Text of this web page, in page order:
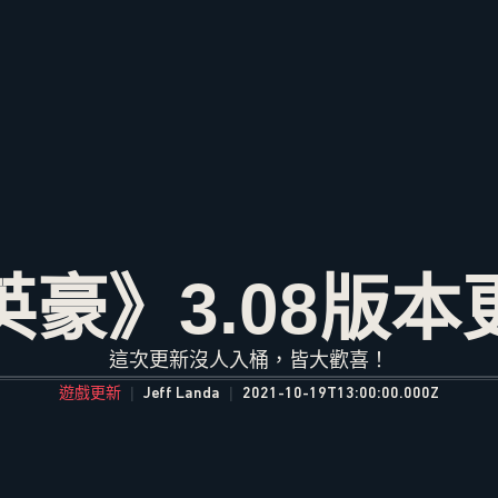
豪》3.08版本
這次更新沒人入桶，皆大歡喜！
遊戲更新 Jeff Landa 2021-10-19T13:00:00.000Z